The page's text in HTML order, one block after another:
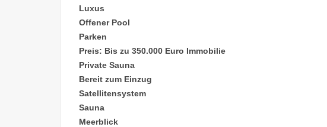
Luxus
Offener Pool
Parken
Preis: Bis zu 350.000 Euro Immobilie
Private Sauna
Bereit zum Einzug
Satellitensystem
Sauna
Meerblick